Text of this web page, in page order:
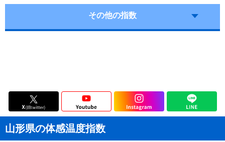
その他の指数
山形県の体感温度指数